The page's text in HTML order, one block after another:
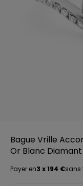
Bague Vrille
Or Blanc Diamant
Payer en3 x 194 €sans